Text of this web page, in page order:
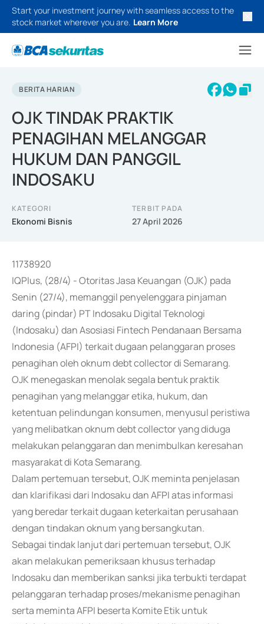
Start your investment journey with seamless access to the
stock market wherever you are. Learn More
BERITA HARIAN
OJK TINDAK PRAKTIK
PENAGIHAN MELANGGAR
HUKUM DAN PANGGIL
INDOSAKU
KATEGORI
Ekonomi Bisnis
TERBIT PADA
27 April 2026
11738920
IQPlus, (28/4) - Otoritas Jasa Keuangan (OJK) pada
Senin (27/4), memanggil penyelenggara pinjaman
daring (pindar) PT Indosaku Digital Teknologi
(Indosaku) dan Asosiasi Fintech Pendanaan Bersama
Indonesia (AFPI) terkait dugaan pelanggaran proses
penagihan oleh oknum debt collector di Semarang.
OJK menegaskan menolak segala bentuk praktik
penagihan yang melanggar etika, hukum, dan
ketentuan pelindungan konsumen, menyusul peristiwa
yang melibatkan oknum debt collector yang diduga
melakukan pelanggaran dan menimbulkan keresahan
masyarakat di Kota Semarang.
Dalam pertemuan tersebut, OJK meminta penjelasan
dan klarifikasi dari Indosaku dan AFPI atas informasi
yang beredar terkait dugaan keterkaitan perusahaan
dengan tindakan oknum yang bersangkutan.
Sebagai tindak lanjut dari pertemuan tersebut, OJK
akan melakukan pemeriksaan khusus terhadap
Indosaku dan memberikan sanksi jika terbukti terdapat
pelanggaran terhadap proses/mekanisme penagihan
serta meminta AFPI beserta Komite Etik untuk